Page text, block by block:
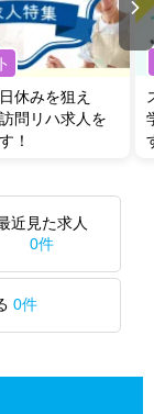
休みを狙え
問リハ求人を
！
近見た求人
0件
0件